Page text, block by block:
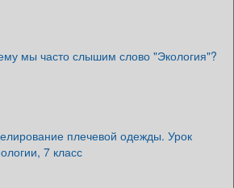
мы часто слышим слово "Экология"?
плечевой одежды. Урок
7 класс